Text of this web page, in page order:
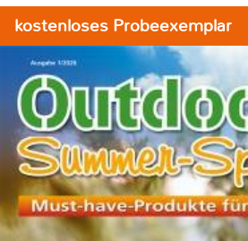
kostenloses Probeexemplar